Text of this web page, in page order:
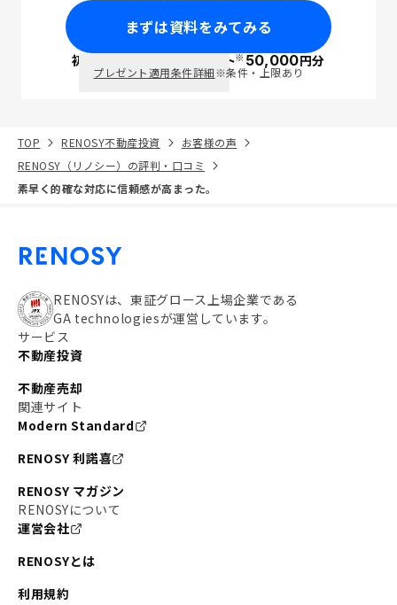
まずは資料をみてみる
初回面談で ポイント※50,000円分
プレゼント適用条件詳細※条件・上限あり
TOP RENOSY不動産投資
お客様の声
RENOSY（リノシー）の評判・口コミ
素早く的確な対応に信頼感が高まった。
RENOSYは、東証グロース上場企業である
GA technologiesが運営しています。
サービス
不動産投資
不動産売却
関連サイト
Modern Standard
RENOSY 利諾喜
RENOSY マガジン
RENOSYについて
運営会社
RENOSYとは
利用規約